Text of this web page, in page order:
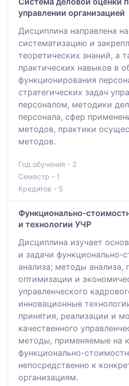
управлении организацией
Дисциплина направлена
систематизацию и
теоретических знаний, а
практических навыков в
функционирования
стратегических задач
персоналом, методики
персонала, сфер
методов, практики
методов.
Год обучения - 2
Семестр - 1
Кредитов - 5
Функционально-
и технологии УЧР
Дисциплина изучает
и задачи функционально-
анализа; методы анализа,
оптимизации и
управленческого
инновационные
принятия, реализации и
качественного
методы, применяемые на
функционально-
непосредственно к
организациям.